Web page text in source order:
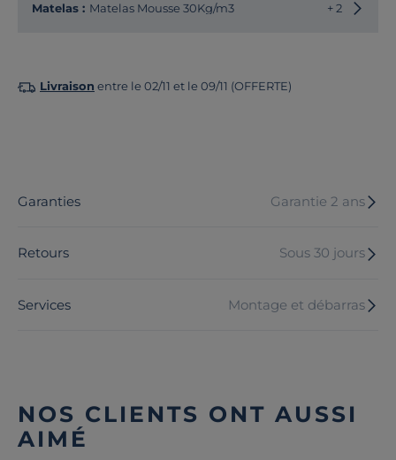
Matelas : Matelas Mousse 30Kg/m3 + 2
Livraison entre le 02/11 et le 09/11 (OFFERTE)
Garanties Garantie 2 ans
Retours Sous 30 jours
Services Montage et débarras
NOS CLIENTS ONT AUSSI
AIMÉ